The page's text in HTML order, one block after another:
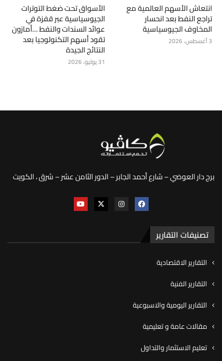
انتعاش الأسهم العالمية مع
تراجع النفط بعد انحسار
المخاوف الجيوسياسية
3 أغسطس، 2026
الأسواق تحت ضغط التوترات
الجيوسياسية عبر قفزة في
عوائد السندات والنفط …أمازون
تقود أسهم التكنولوجيا بعد
النتائج الجيدة
31 يوليو، 2026
برج دار العوضي – شارع أحمد الجابر – الدور الثامن عشر – شرق ، الكويت
تصنيفات التقارير
التقارير الاقتصادية
التقارير الفنية
التقارير اليومية والاسبوعية
مقالات عامة و تعليمية
تعليم الاستثمار والتداول